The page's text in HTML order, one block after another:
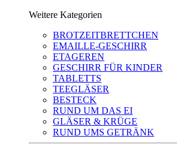
Weitere Kategorien
BROTZEITBRETTCHEN
EMAILLE-GESCHIRR
ETAGEREN
GESCHIRR FÜR KINDER
TABLETTS
TEEGLÄSER
BESTECK
RUND UM DAS EI
GLÄSER & KRÜGE
RUND UMS GETRÄNK